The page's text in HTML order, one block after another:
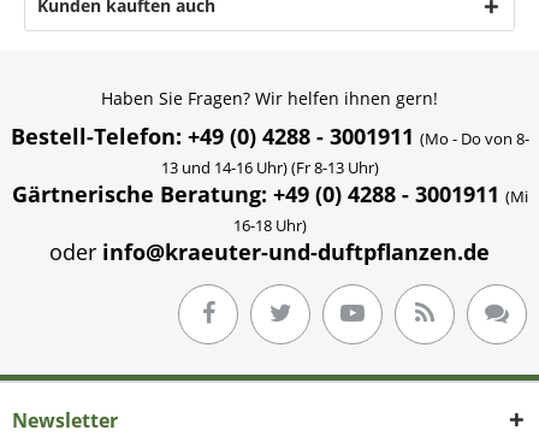
Kunden kauften auch
Haben Sie Fragen? Wir helfen ihnen gern!
Bestell-Telefon: +49 (0) 4288 - 3001911 (Mo - Do von 8-
13 und 14-16 Uhr) (Fr 8-13 Uhr)
Gärtnerische Beratung: +49 (0) 4288 - 3001911 (Mi
16-18 Uhr)
oder info@kraeuter-und-duftpflanzen.de
Newsletter